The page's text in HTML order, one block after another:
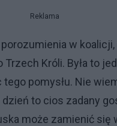
Reklama
w
Króli. Była to
pomysłu. Nie
to cios zadany
może zamienić